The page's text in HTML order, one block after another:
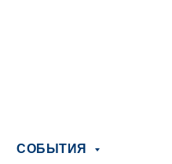
СОБЫТИЯ